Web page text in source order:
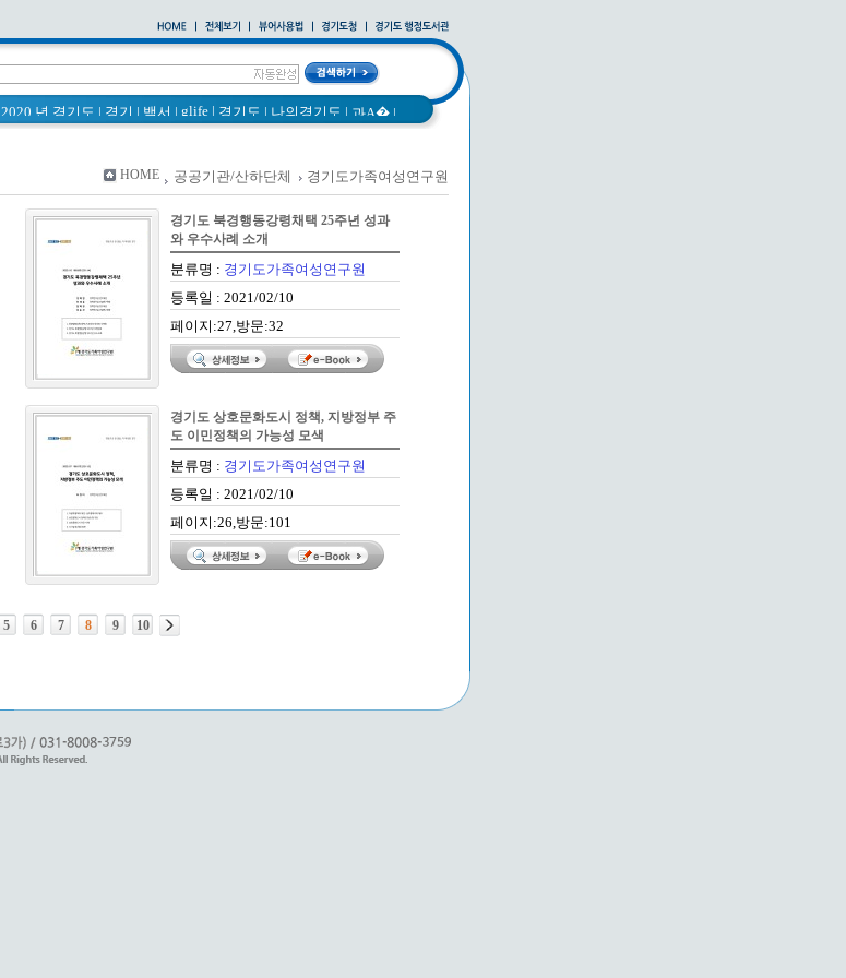
2020 년 경기도 | 경기 | 백서 | glife | 경기도 | 나의경기도 | 과A� |
바른공동주택관리 매뉴얼
2021 경기도 공동주택 품질점검 사례집|통계연보|
경기도 바로알기|공동주택 |
국토의 계획 및 이용에 관한 법률_질의 회신 사례집|
다문화가족 소식지
HOME 공공기관/산하단체 경기도가족여성연구원
경기도 북경행동강령채택 25주년 성과
와 우수사례 소개
분류명 : 경기도가족여성연구원
등록일 : 2021/02/10
페이지:27,방문:32
경기도 상호문화도시 정책, 지방정부 주
도 이민정책의 가능성 모색
분류명 : 경기도가족여성연구원
등록일 : 2021/02/10
페이지:26,방문:101
5 6 7 8 9 10